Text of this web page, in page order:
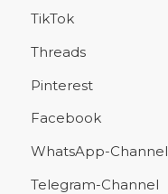
TikTok
Threads
Pinterest
Facebook
WhatsApp-Channel
Telegram-Channel